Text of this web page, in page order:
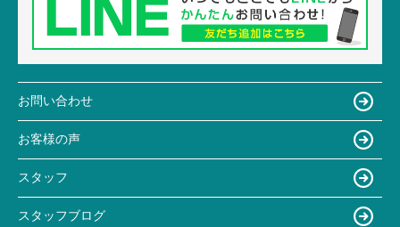
お問い合わせ
お客様の声
スタッフ
スタッフブログ